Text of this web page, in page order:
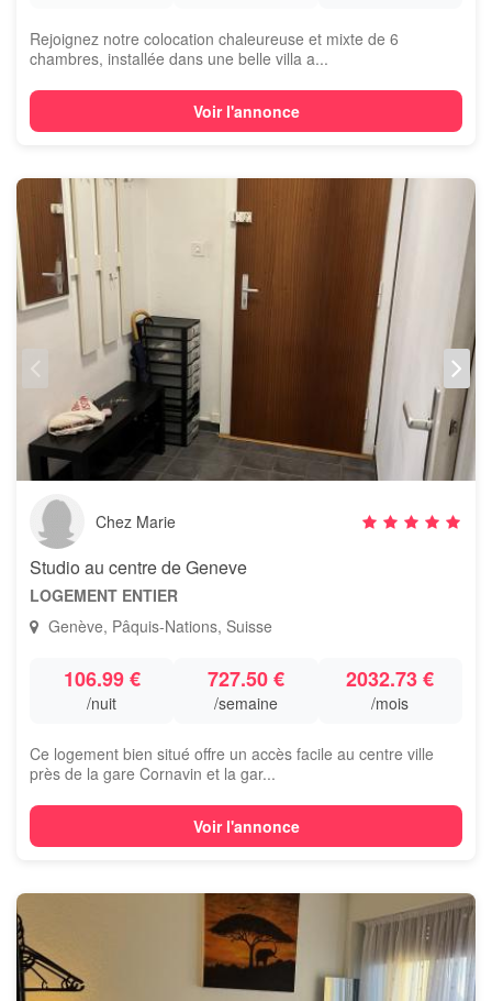
Rejoignez notre colocation chaleureuse et mixte de 6
chambres, installée dans une belle villa a...
Voir l'annonce
Chez Marie
Studio au centre de Geneve
LOGEMENT ENTIER
Genève, Pâquis-Nations, Suisse
106.99 €
/nuit
727.50 €
/semaine
2032.73 €
/mois
Ce logement bien situé offre un accès facile au centre ville
près de la gare Cornavin et la gar...
Voir l'annonce